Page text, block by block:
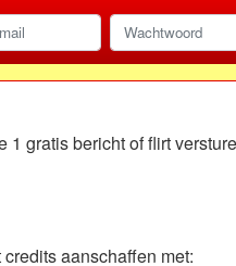
gratis bericht of flirt
aanschaffen met: